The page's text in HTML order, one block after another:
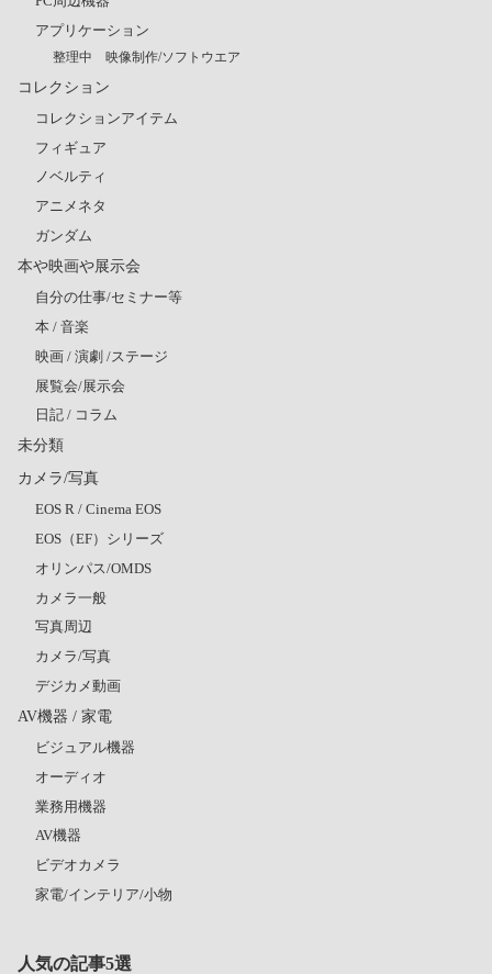
アプリケーション
整理中 映像制作/ソフトウエア
コレクション
コレクションアイテム
フィギュア
ノベルティ
アニメネタ
ガンダム
本や映画や展示会
自分の仕事/セミナー等
本 / 音楽
映画 / 演劇 /ステージ
展覧会/展示会
日記 / コラム
未分類
カメラ/写真
EOS R / Cinema EOS
EOS（EF）シリーズ
オリンパス/OMDS
カメラ一般
写真周辺
カメラ/写真
デジカメ動画
AV機器 / 家電
ビジュアル機器
オーディオ
業務用機器
AV機器
ビデオカメラ
家電/インテリア/小物
人気の記事5選